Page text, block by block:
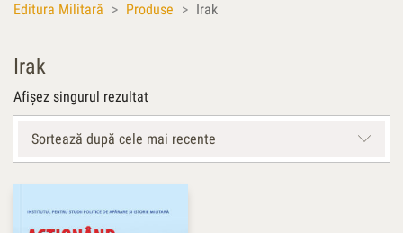
Editura Militară > Produse > Irak
Irak
Afișez singurul rezultat
Sortează după cele mai recente